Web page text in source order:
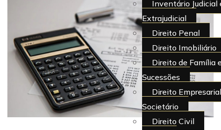
Inventário Judicial
Extrajudicial
Direito Penal
Direito Imobiliário
Direito de Família
Sucessões
Direito
Societário
Direito Civil